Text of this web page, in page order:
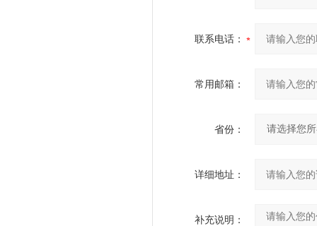
联系电话：
常用邮箱：
省份：
详细地址：
补充说明：